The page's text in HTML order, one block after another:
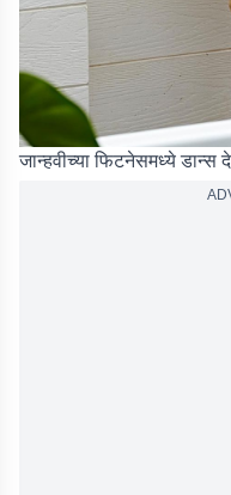
जान्हवीच्या फिटनेसमध्ये डान्स